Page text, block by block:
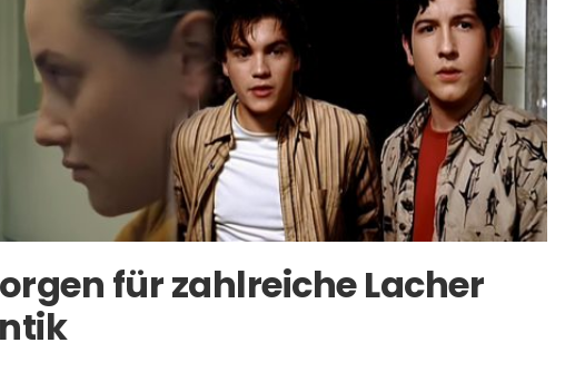
für zahlreiche Lacher